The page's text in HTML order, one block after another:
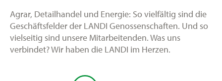
Agrar, Detailhandel und Energie: So vielfältig sind die
Geschäftsfelder der LANDI Genossenschaften. Und so
vielseitig sind unsere Mitarbeitenden. Was uns
verbindet? Wir haben die LANDI im Herzen.